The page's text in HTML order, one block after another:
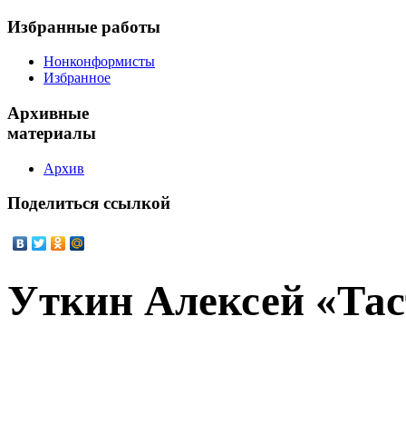
Избранные работы
Нонконформисты
Избранное
Архивные
материалы
Архив
Поделиться ссылкой
Уткин Алексей